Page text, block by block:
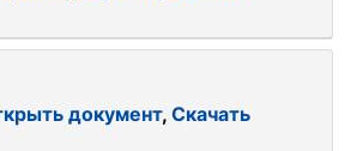
документ, Скачать